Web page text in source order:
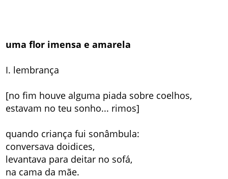
uma flor imensa e amarela
I. lembrança
[no fim houve alguma piada sobre coelhos,
estavam no teu sonho... rimos]
quando criança fui sonâmbula:
conversava doidices,
levantava para deitar no sofá,
na cama da mãe.